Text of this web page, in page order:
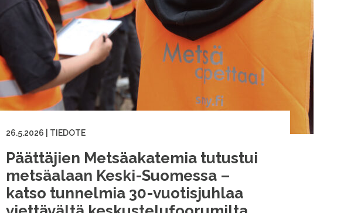
26.5.2026 TIEDOTE
Päättäjien Metsäakatemia tutustui
metsäalaan Keski-Suomessa –
katso tunnelmia 30-vuotisjuhlaa